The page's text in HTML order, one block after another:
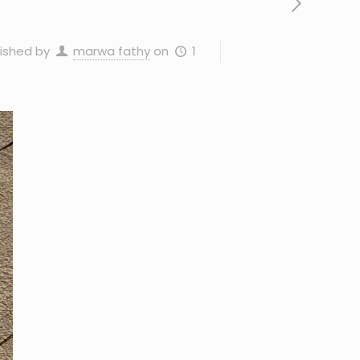
by marwa fathy on 1 أغسطس، 2025